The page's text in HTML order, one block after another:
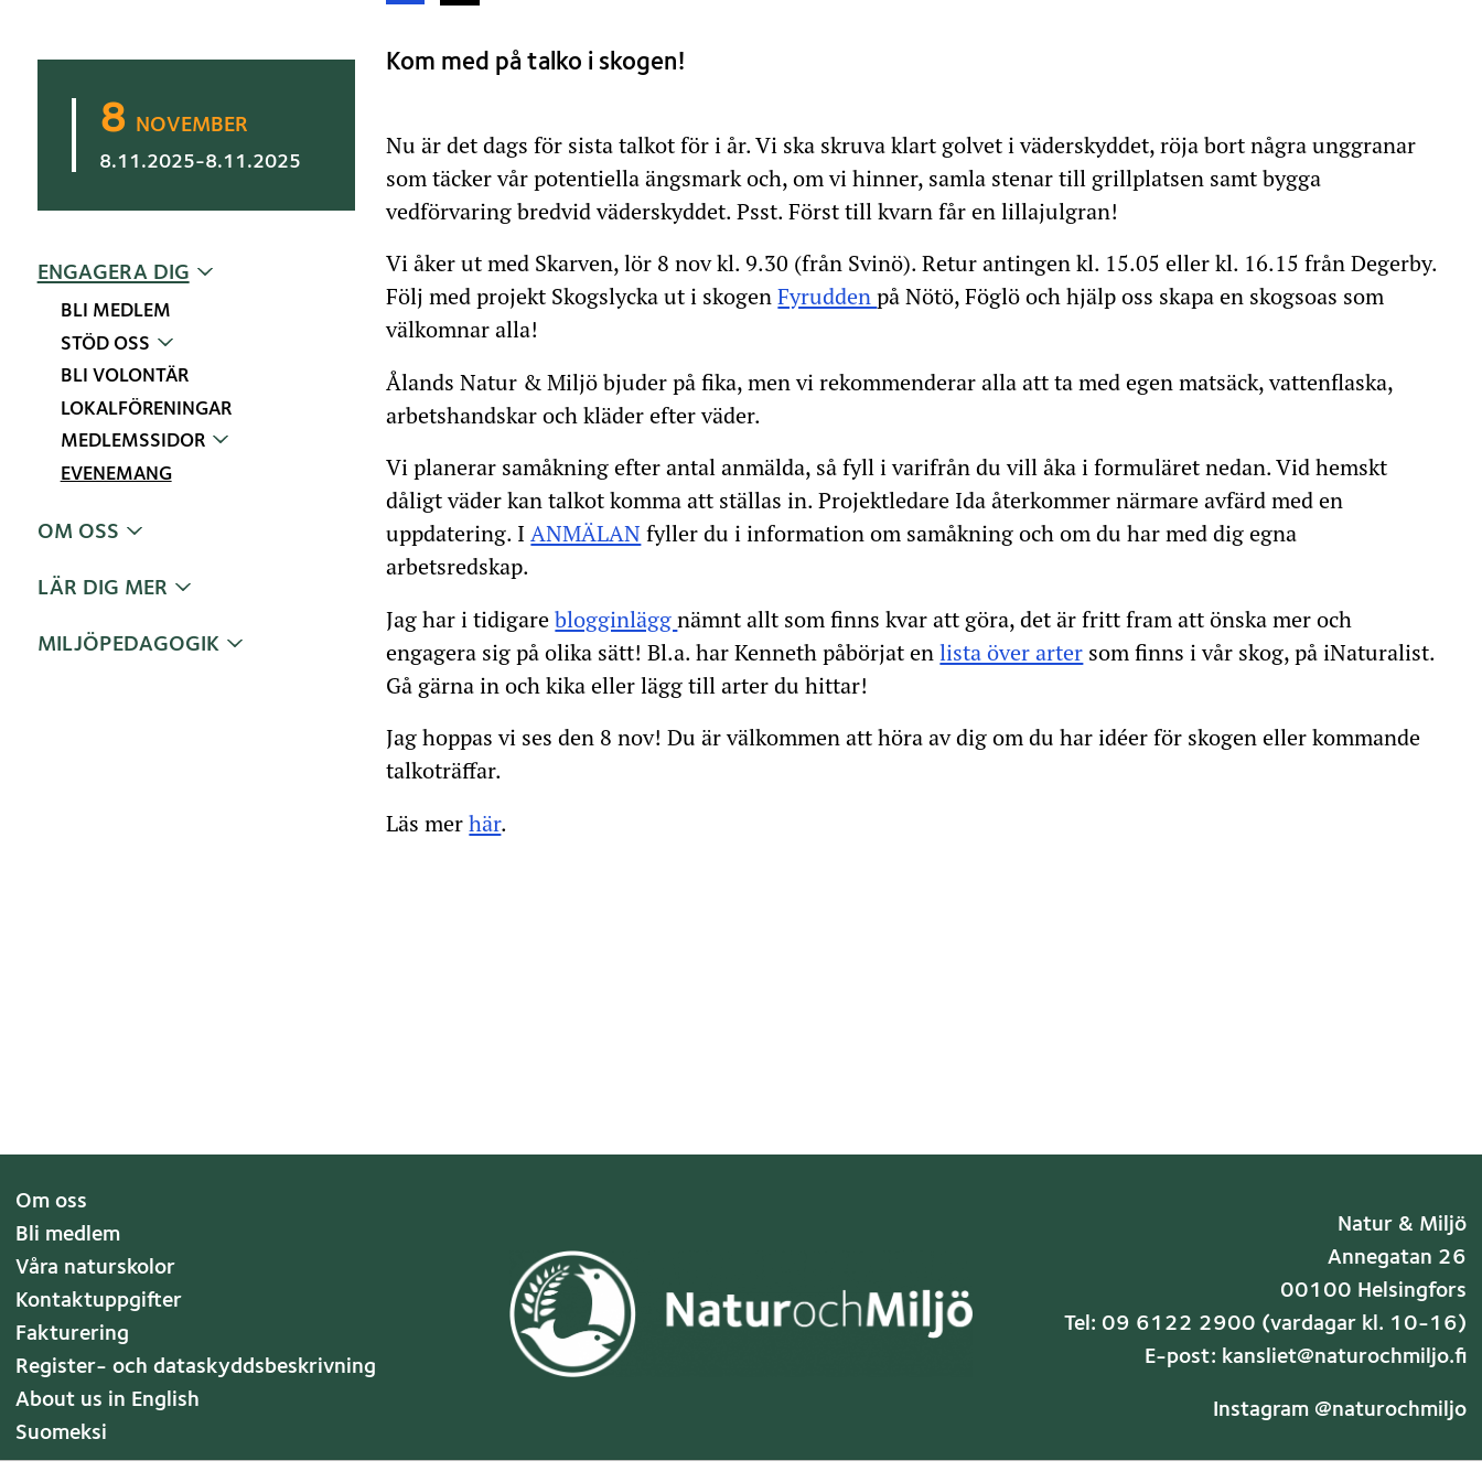
Kom med på talko i skogen!
8 NOVEMBER
8.11.2025
8.11.2025
Nu är det dags för sista talkot för i år. Vi ska skruva klart golvet i väderskyddet, röja bort några unggranar
som täcker vår potentiella ängsmark och, om vi hinner, samla stenar till grillplatsen samt bygga
vedförvaring bredvid väderskyddet. Psst. Först till kvarn får en lillajulgran!
Vi åker ut med Skarven, lör 8 nov kl. 9.30 (från Svinö). Retur antingen kl. 15.05 eller kl. 16.15 från Degerby.
Följ med projekt Skogslycka ut i skogenFyruddenpå Nötö, Föglö och hjälp oss skapa en skogsoas som
välkomnar alla!
Ålands Natur & Miljö bjuder på fika, men vi rekommenderar alla att ta med egen matsäck, vattenflaska,
arbetshandskar och kläder efter väder.
Vi planerar samåkning efter antal anmälda, så fyll i varifrån du vill åka i formuläret nedan. Vid hemskt
dåligt väder kan talkot komma att ställas in. Projektledare Ida återkommer närmare avfärd med en
uppdatering. IANMÄLAN fyller du i information om samåkning och om du har med dig egna
arbetsredskap.
Jag har i tidigareblogginläggnämnt allt som finns kvar att göra, det är fritt fram att önska mer och
engagera sig på olika sätt! Bl.a. har Kenneth påbörjat enlista över arter som finns i vår skog, på iNaturalist.
Gå gärna in och kika eller lägg till arter du hittar!
Jag hoppas vi ses den 8 nov! Du är välkommen att höra av dig om du har idéer för skogen eller kommande
talkoträffar.
Läs merhär.
8 NOVEMBER
8.11.2025-8.11.2025
ENGAGERA DIG
BLI MEDLEM
STÖD OSS
BLI VOLONTÄR
LOKALFÖRENINGAR
MEDLEMSSIDOR
EVENEMANG
OM OSS
LÄR DIG MER
MILJÖPEDAGOGIK
Om oss
Bli medlem
Våra naturskolor
Kontaktuppgifter
Fakturering
Register- och dataskyddsbeskrivning
About us in English
Suomeksi
Natur & Miljö
Annegatan 26
00100 Helsingfors
Tel: 09 6122 2900 (vardagar kl. 10-16)
E-post: kansliet@naturochmiljo.fi
Instagram @naturochmiljo